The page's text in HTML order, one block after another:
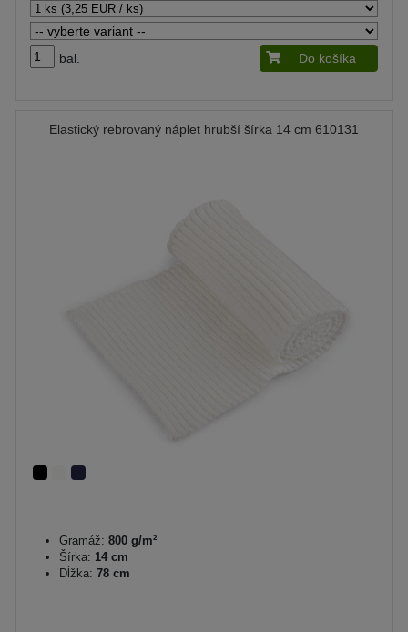
bal. Do košíka
Elastický rebrovaný náplet hrubší šírka 14 cm 610131
Gramáž: 800 g/m²
Šírka: 14 cm
Dĺžka: 78 cm